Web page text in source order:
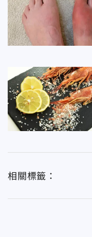
相關標籤：